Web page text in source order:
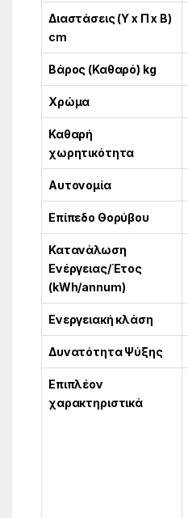
Διαστάσεις (Υ x Π x Β)
cm
Βάρος (Καθαρό) kg
Χρώμα
Καθαρή
χωρητικότητα
Αυτονομία
Επίπεδο Θορύβου
Κατανάλωση
Ενέργειας/Έτος
(kWh/annum)
Ενεργειακή κλάση
Δυνατότητα Ψύξης
Επιπλέον
χαρακτηριστικά